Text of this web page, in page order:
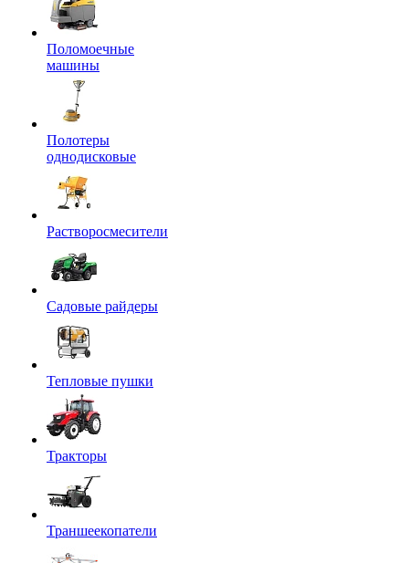
Поломоечные
машины
Полотеры
однодисковые
Растворосмесители
Садовые райдеры
Тепловые пушки
Тракторы
Траншеекопатели